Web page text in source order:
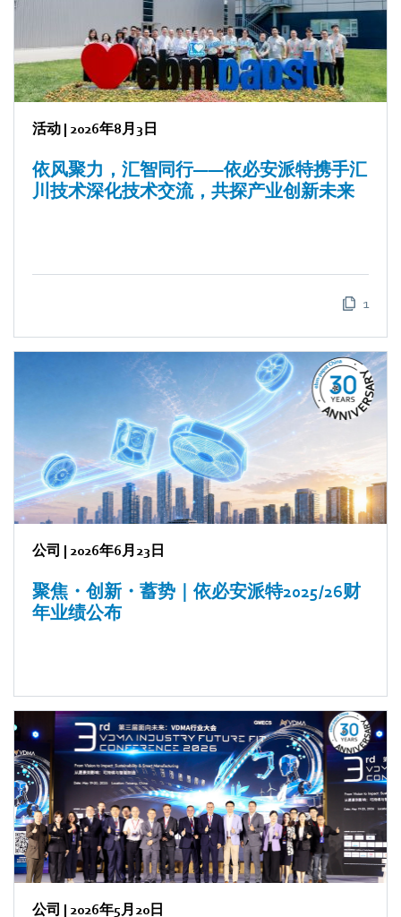
活动 | 2026年8月3日
依风聚力，汇智同行——依必安派特携手汇
川技术深化技术交流，共探产业创新未来
1
公司 | 2026年6月23日
聚焦・创新・蓄势｜依必安派特2025/26财
年业绩公布
公司 | 2026年5月20日